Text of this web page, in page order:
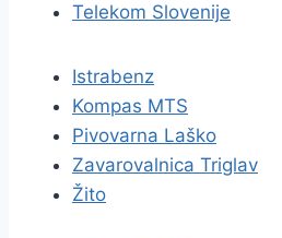
Telekom Slovenije
Istrabenz
Kompas MTS
Pivovarna Laško
Zavarovalnica Triglav
Žito